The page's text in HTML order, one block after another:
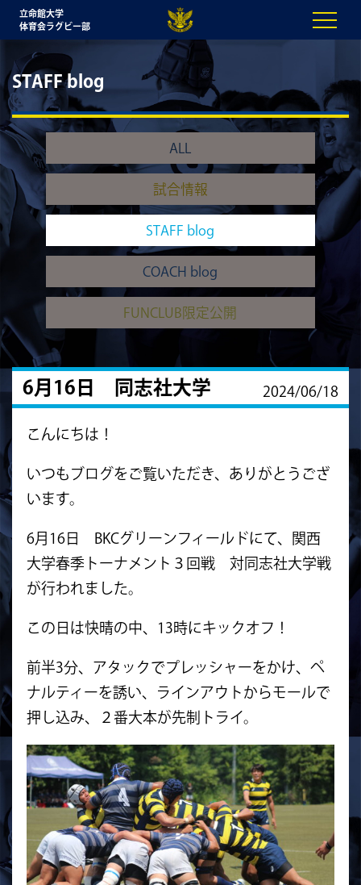
立命館大学
体育会ラグビー部
STAFF blog
ALL
試合情報
STAFF blog
COACH blog
FUNCLUB限定公開
6月16日 同志社大学 2024/06/18
こんにちは！
いつもブログをご覧いただき、ありがとうござ
います。
6月16日 BKCグリーンフィールドにて、関西
大学春季トーナメント３回戦 対同志社大学戦
が行われました。
この日は快晴の中、13時にキックオフ！
前半3分、アタックでプレッシャーをかけ、ペ
ナルティーを誘い、ラインアウトからモールで
押し込み、２番大本が先制トライ。